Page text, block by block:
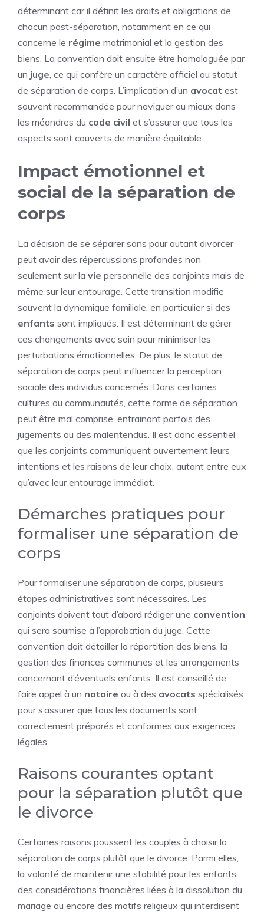
déterminant car il définit les droits et obligations de
chacun post-séparation, notamment en ce qui
concerne le régime matrimonial et la gestion des
biens. La convention doit ensuite être homologuée par
un juge, ce qui confère un caractère officiel au statut
de séparation de corps. L’implication d’un avocat est
souvent recommandée pour naviguer au mieux dans
les méandres du code civil et s’assurer que tous les
aspects sont couverts de manière équitable.
Impact émotionnel et
social de la séparation de
corps
La décision de se séparer sans pour autant divorcer
peut avoir des répercussions profondes non
seulement sur la vie personnelle des conjoints mais de
même sur leur entourage. Cette transition modifie
souvent la dynamique familiale, en particulier si des
enfants sont impliqués. Il est déterminant de gérer
ces changements avec soin pour minimiser les
perturbations émotionnelles. De plus, le statut de
séparation de corps peut influencer la perception
sociale des individus concernés. Dans certaines
cultures ou communautés, cette forme de séparation
peut être mal comprise, entrainant parfois des
jugements ou des malentendus. Il est donc essentiel
que les conjoints communiquent ouvertement leurs
intentions et les raisons de leur choix, autant entre eux
qu’avec leur entourage immédiat.
Démarches pratiques pour
formaliser une séparation de
corps
Pour formaliser une séparation de corps, plusieurs
étapes administratives sont nécessaires. Les
conjoints doivent tout d’abord rédiger une convention
qui sera soumise à l’approbation du juge. Cette
convention doit détailler la répartition des biens, la
gestion des finances communes et les arrangements
concernant d’éventuels enfants. Il est conseillé de
faire appel à un notaire ou à des avocats spécialisés
pour s’assurer que tous les documents sont
correctement préparés et conformes aux exigences
légales.
Raisons courantes optant
pour la séparation plutôt que
le divorce
Certaines raisons poussent les couples à choisir la
séparation de corps plutôt que le divorce. Parmi elles,
la volonté de maintenir une stabilité pour les enfants,
des considérations financières liées à la dissolution du
mariage ou encore des motifs religieux qui interdisent